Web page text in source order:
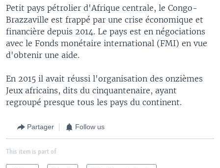
Petit pays pétrolier d'Afrique centrale, le Congo-
Brazzaville est frappé par une crise économique et
financière depuis 2014. Le pays est en négociations
avec le Fonds monétaire international (FMI) en vue
d'obtenir une aide.
En 2015 il avait réussi l'organisation des onzièmes
Jeux africains, dits du cinquantenaire, ayant
regroupé presque tous les pays du continent.
Partager Follow us
This item is part of